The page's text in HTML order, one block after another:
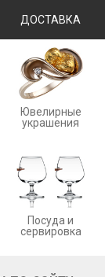
ДОСТАВКА
Ювелирные
украшения
Посуда и
сервировка